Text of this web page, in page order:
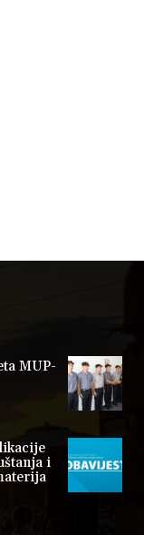
MUP-
i